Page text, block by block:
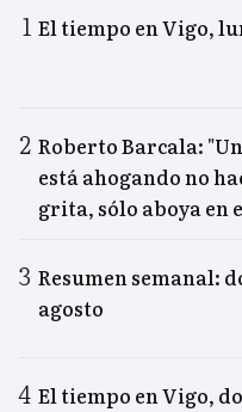
El tiempo en Vigo,
Roberto Barcala:
está ahogando no
grita, sólo aboya en
Resumen semanal:
agosto
El tiempo en Vigo,